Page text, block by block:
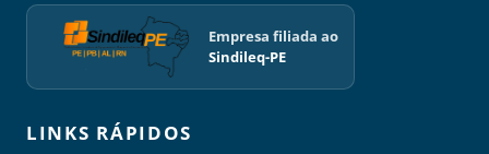
Empresa filiada ao
Sindileq-PE
LINKS RÁPIDOS